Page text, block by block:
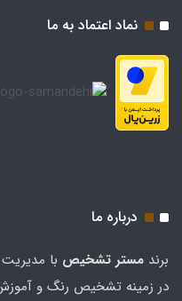
نماد اعتماد به ما
درباره ما
برند مستر تشخيص
در زمینه تشخیص رنگ و